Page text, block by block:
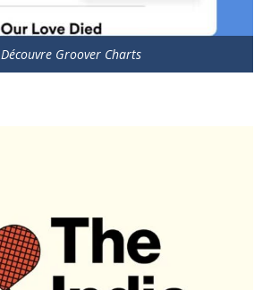
Découvre Groover Charts